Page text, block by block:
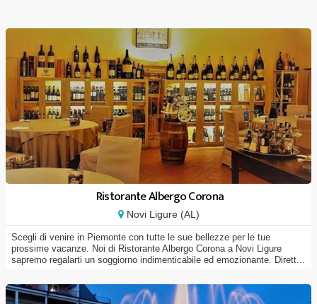
Ristorante Albergo Corona
Novi Ligure (AL)
Scegli di venire in Piemonte con tutte le sue bellezze per le tue
prossime vacanze. Noi di Ristorante Albergo Corona a Novi Ligure
sapremo regalarti un soggiorno indimenticabile ed emozionante. Dirett...